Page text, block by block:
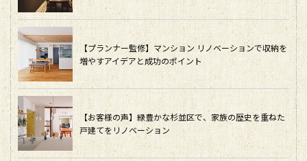
【プランナー監修】マンション リノベーションで収納を
増やすアイデアと成功のポイント
【お客様の声】緑豊かな杉並区で、家族の歴史を重ねた
戸建てをリノベーション